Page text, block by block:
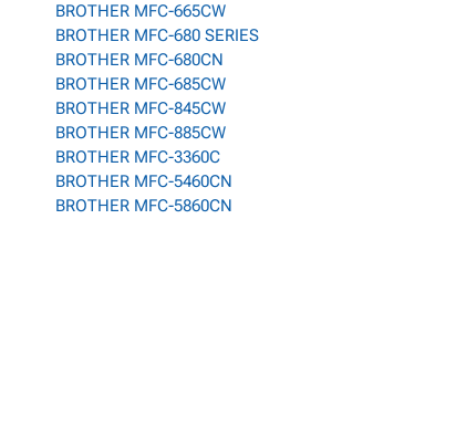
BROTHER MFC-665CW
BROTHER MFC-680 SERIES
BROTHER MFC-680CN
BROTHER MFC-685CW
BROTHER MFC-845CW
BROTHER MFC-885CW
BROTHER MFC-3360C
BROTHER MFC-5460CN
BROTHER MFC-5860CN